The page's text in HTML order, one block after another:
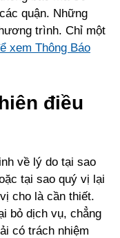
quận. Những
trình. Chỉ một
xem Thông Báo
điều
về lý do tại sao
tại sao quý vị lại
cho là cần thiết.
bỏ dịch vụ, chẳng
có trách nhiệm